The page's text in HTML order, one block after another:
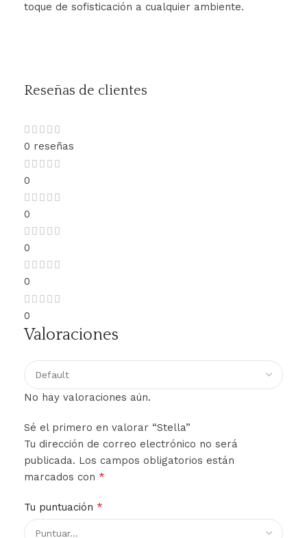
toque de sofisticación a cualquier ambiente.
Reseñas de clientes
0 reseñas
0
0
0
0
0
Valoraciones
No hay valoraciones aún.
Sé el primero en valorar “Stella”
Tu dirección de correo electrónico no será
publicada. Los campos obligatorios están
marcados con *
Tu puntuación *